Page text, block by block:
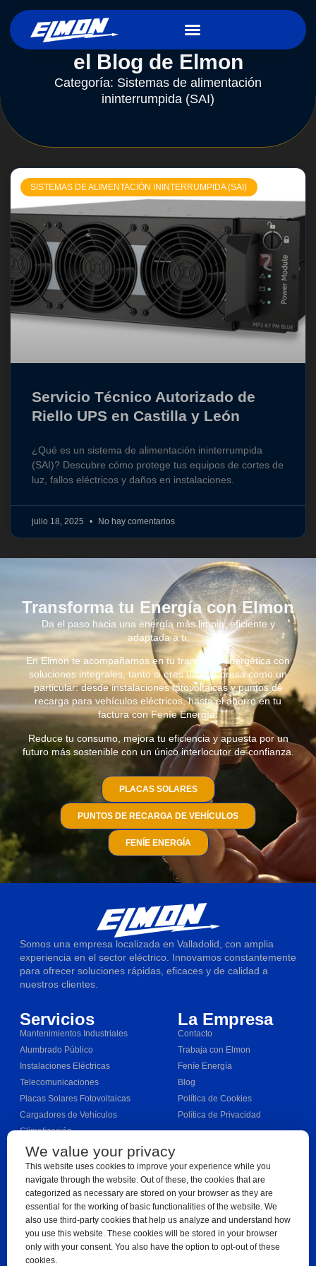
el Blog de Elmon
Categoría: Sistemas de alimentación
ininterrumpida (SAI)
SISTEMAS DE ALIMENTACIÓN ININTERRUMPIDA (SAI)
Servicio Técnico Autorizado de
Riello UPS en Castilla y León
¿Qué es un sistema de alimentación ininterrumpida
(SAI)? Descubre cómo protege tus equipos de cortes de
luz, fallos eléctricos y daños en instalaciones.
julio 18, 2025 No hay comentarios
Transforma tu Energía con Elmon
Da el paso hacia una energía más limpia, eficiente y
adaptada a ti.
En Elmon te acompañamos en tu transición energética con
soluciones integrales, tanto si eres una empresa como un
particular: desde instalaciones fotovoltaicas y puntos de
recarga para vehículos eléctricos, hasta el ahorro en tu
factura con Feníe Energía.
Reduce tu consumo, mejora tu eficiencia y apuesta por un
futuro más sostenible con un único interlocutor de confianza.
PLACAS SOLARES
PUNTOS DE RECARGA DE VEHÍCULOS
FENÍE ENERGÍA
Somos una empresa localizada en Valladolid, con amplia
experiencia en el sector eléctrico. Innovamos constantemente
para ofrecer soluciones rápidas, eficaces y de calidad a
nuestros clientes.
Servicios
Mantenimientos Industriales
Alumbrado Público
Instalaciones Eléctricas
Telecomunicaciones
Placas Solares Fotovoltaicas
Cargadores de Vehículos
Climatización
Servicio Técnico Autorizado de
Riello en Castilla y León
La Empresa
Contacto
Trabaja con Elmon
Feníe Energía
Blog
Política de Cookies
Política de Privacidad
Síguenos en RRSS
We value your privacy
This website uses cookies to improve your experience while you
navigate through the website. Out of these, the cookies that are
categorized as necessary are stored on your browser as they are
essential for the working of basic functionalities of the website. We
also use third-party cookies that help us analyze and understand how
you use this website. These cookies will be stored in your browser
only with your consent. You also have the option to opt-out of these
cookies.